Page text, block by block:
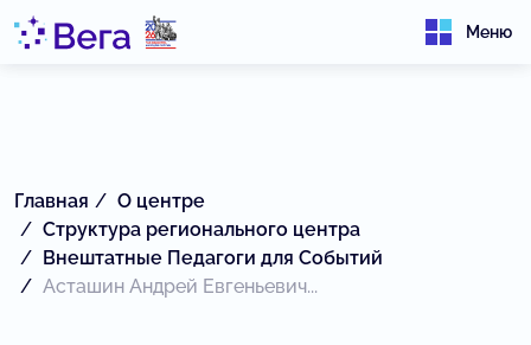
Меню
Главная
О центре
Структура регионального центра
Внештатные Педагоги для Событий
Асташин Андрей Евгеньевич...